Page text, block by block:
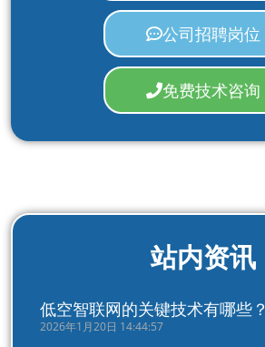
公司招聘岗位
免费技术咨询
站内资讯
低空智联网的关键技术有哪些？
2026年1月20日 14:44:57